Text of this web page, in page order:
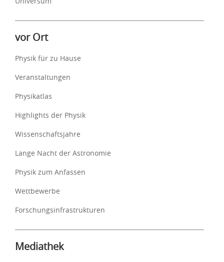
vor Ort
Physik für zu Hause
Veranstaltungen
Physikatlas
Highlights der Physik
Wissenschaftsjahre
Lange Nacht der Astronomie
Physik zum Anfassen
Wettbewerbe
Forschungsinfrastrukturen
Mediathek